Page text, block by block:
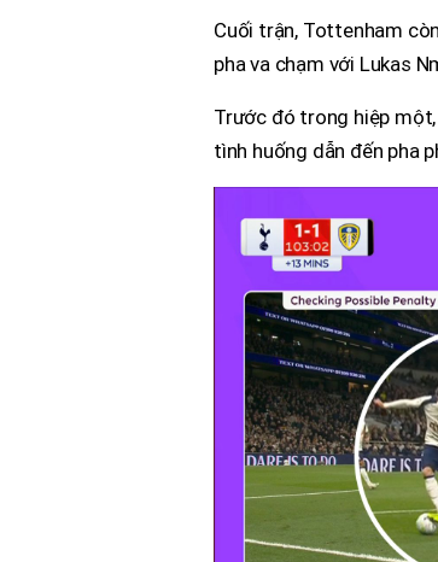
Cuối trận, Tottenham
pha va chạm với Lukas
Trước đó trong hiệp
tình huống dẫn đến pha